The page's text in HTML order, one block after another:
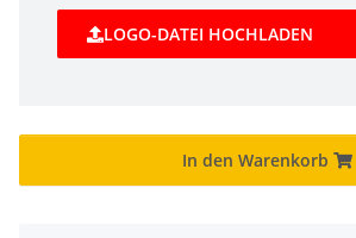
LOGO-DATEI HOCHLADEN
In den Warenkorb